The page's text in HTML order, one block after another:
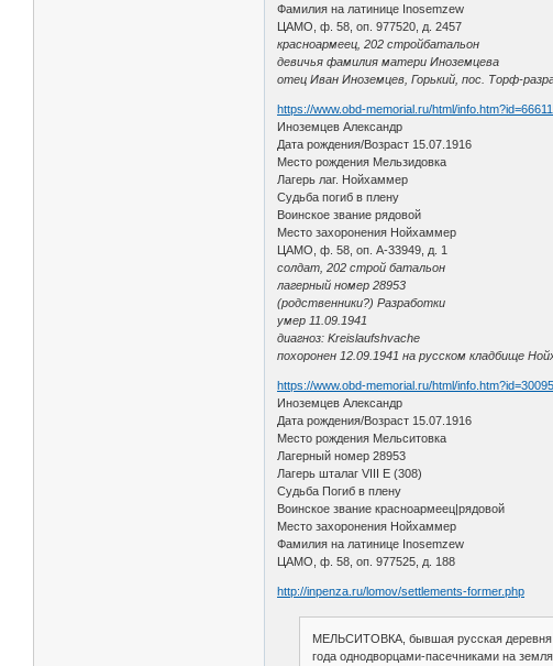
Фамилия на латинице Inosemzew
ЦАМО, ф. 58, оп. 977520, д. 2457
красноармеец, 202 стройбатальон
девичья фамилия матери Иноземцева
отец Иван Иноземцев, Горький, пос. Торф-
https://www.obd-memorial.ru/html/
Иноземцев Александр
Дата рождения/Возраст 15.07.1916
Место рождения Мельзидовка
Лагерь лаг. Нойхаммер
Судьба погиб в плену
Воинское звание рядовой
Место захоронения Нойхаммер
ЦАМО, ф. 58, оп. A-33949, д. 1
солдат, 202 строй батальон
лагерный номер 28953
(родственники?) Разработки
умер 11.09.1941
диагноз: Kreislaufshvache
похоронен 12.09.1941 на русском кладбище
https://www.obd-memorial.ru/html/
Иноземцев Александр
Дата рождения/Возраст 15.07.1916
Место рождения Мельситовка
Лагерный номер 28953
Лагерь шталаг VIII E (308)
Судьба Погиб в плену
Воинское звание красноармеец|рядовой
Место захоронения Нойхаммер
Фамилия на латинице Inosemzew
ЦАМО, ф. 58, оп. 977525, д. 188
http://inpenza.ru/lomov/settlements-former.php
МЕЛЬСИТОВКА, бывшая русская деревня
года однодворцами-пасечниками на